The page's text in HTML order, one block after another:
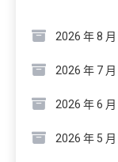
2026 年 8 月
2026 年 7 月
2026 年 6 月
2026 年 5 月